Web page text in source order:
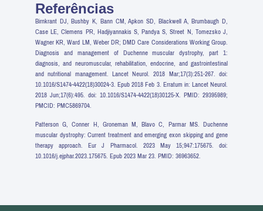
Referências
Birnkrant DJ, Bushby K, Bann CM, Apkon SD, Blackwell A, Brumbaugh D,
Case LE, Clemens PR, Hadjiyannakis S, Pandya S, Street N, Tomezsko J,
Wagner KR, Ward LM, Weber DR; DMD Care Considerations Working Group.
Diagnosis and management of Duchenne muscular dystrophy, part 1:
diagnosis, and neuromuscular, rehabilitation, endocrine, and gastrointestinal
and nutritional management. Lancet Neurol. 2018 Mar;17(3):251-267. doi:
10.1016/S1474-4422(18)30024-3. Epub 2018 Feb 3. Erratum in: Lancet Neurol.
2018 Jun;17(6):495. doi: 10.1016/S1474-4422(18)30125-X. PMID: 29395989;
PMCID: PMC5869704.
Patterson G, Conner H, Groneman M, Blavo C, Parmar MS. Duchenne
muscular dystrophy: Current treatment and emerging exon skipping and gene
therapy approach. Eur J Pharmacol. 2023 May 15;947:175675. doi:
10.1016/j.ejphar.2023.175675. Epub 2023 Mar 23. PMID: 36963652.